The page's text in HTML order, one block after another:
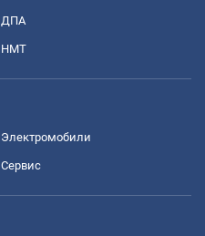
ДПА
НМТ
Электромобили
Сервис